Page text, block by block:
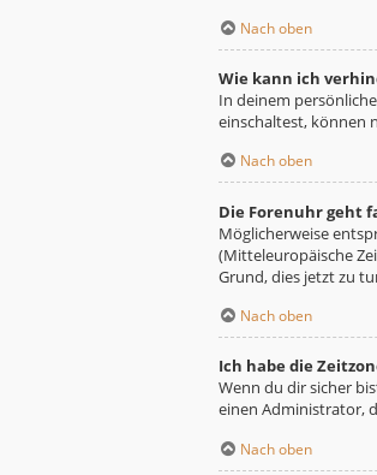
Nach oben
Wie kann ich
In deinem
einschaltest, können
Nach oben
Die Forenuhr geht
Möglicherweise
(Mitteleuropäische
Grund, dies jetzt zu
Nach oben
Ich habe die
Wenn du dir sicher
einen Administrator,
Nach oben